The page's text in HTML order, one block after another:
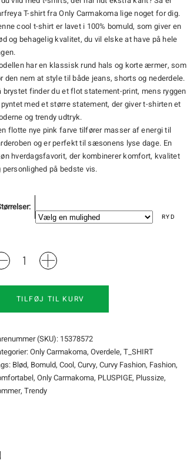
T-shirt fra Only Carmakoma lige noget for dig.
cool t-shirt er lavet i 100% bomuld, som giver en
og behagelig kvalitet, du vil elske at have på hele
har en klassisk rund hals og korte ærmer, som
den nem at style til både jeans, shorts og nederdele.
brystet finder du et flot statement-print, mens ryggen
med et større statement, der giver t-shirten et
og trendy udtryk.
flotte nye pink farve tilfører masser af energi til
og er perfekt til sæsonens lyse dage. En
hverdagsfavorit, der kombinerer komfort, kvalitet
personlighed på bedste vis.
RYD
TILFØJ TIL KURV
(SKU): 15378572
Only Carmakoma, Overdele, T_SHIRT
Blød, Bomuld, Cool, Curvy, Curvy Fashion, Fashion,
, Only Carmakoma, PLUSPIGE, Plussize,
, Trendy